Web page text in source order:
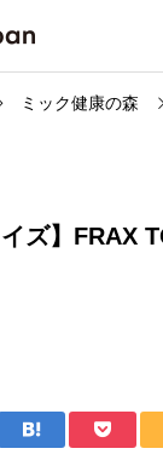
ミック健康の森
イズ】FRAX